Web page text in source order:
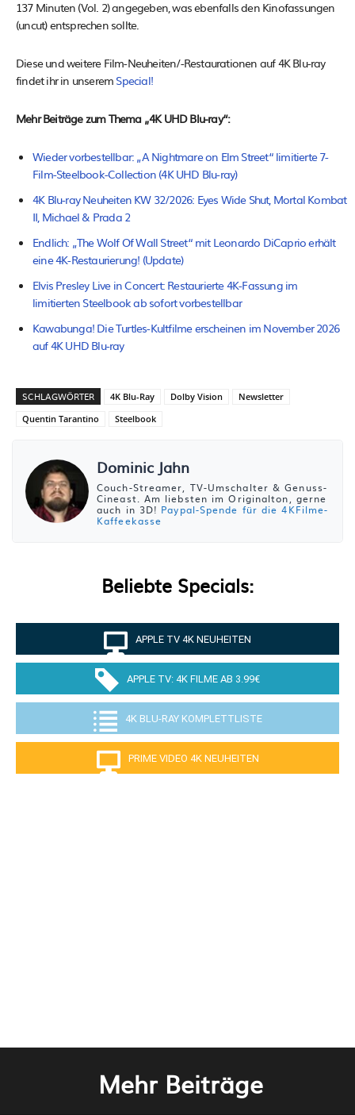
137 Minuten (Vol. 2) angegeben, was ebenfalls den Kinofassungen
(uncut) entsprechen sollte.
Diese und weitere Film-Neuheiten/-Restaurationen auf 4K Blu-ray
findet ihr in unserem Special!
Mehr Beiträge zum Thema „4K UHD Blu-ray“:
Wieder vorbestellbar: „A Nightmare on Elm Street“ limitierte 7-
Film-Steelbook-Collection (4K UHD Blu-ray)
4K Blu-ray Neuheiten KW 32/2026: Eyes Wide Shut, Mortal Kombat
II, Michael & Prada 2
Endlich: „The Wolf Of Wall Street“ mit Leonardo DiCaprio erhält
eine 4K-Restaurierung! (Update)
Elvis Presley Live in Concert: Restaurierte 4K-Fassung im
limitierten Steelbook ab sofort vorbestellbar
Kawabunga! Die Turtles-Kultfilme erscheinen im November 2026
auf 4K UHD Blu-ray
SCHLAGWÖRTER 4K Blu-Ray Dolby Vision
Newsletter
Quentin Tarantino
Steelbook
Dominic Jahn
Couch-Streamer, TV-Umschalter & Genuss-
Cineast. Am liebsten im Originalton, gerne
auch in 3D! Paypal-Spende für die 4KFilme-
Kaffeekasse
Beliebte Specials:
APPLE TV 4K NEUHEITEN
APPLE TV: 4K FILME AB 3.99€
4K BLU-RAY KOMPLETTLISTE
PRIME VIDEO 4K NEUHEITEN
Mehr Beiträge